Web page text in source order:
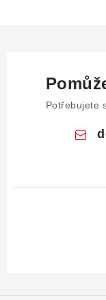
Potřebujete